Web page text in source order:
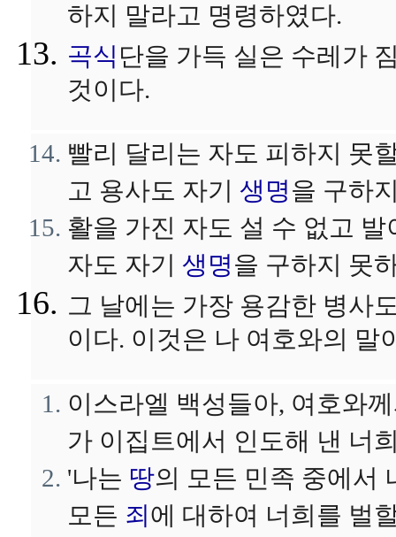
하지 말라고 명령하였다.
곡식 단을 가득 실은 수레가
것이다.
빨리 달리는 자도 피하지 못
고 용사도 자기 생명을 구하
활을 가진 자도 설 수 없고
자도 자기 생명을 구하지 못
그 날에는 가장 용감한 병사
이다. 이것은 나 여호와의 말
이스라엘 백성들아, 여호와
가 이집트에서 인도해 낸 너
'나는 땅의 모든 민족 중에서
모든 죄에 대하여 너희를 벌